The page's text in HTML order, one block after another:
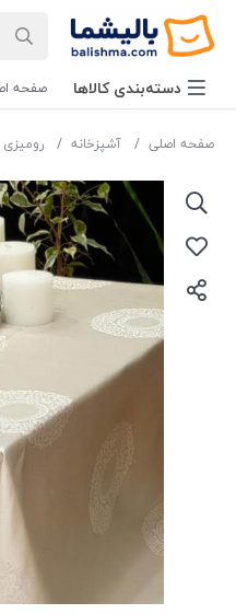
دسته‌بندی‌ کالاها صفحه
صفحه اصلی آشپزخانه رومیزی